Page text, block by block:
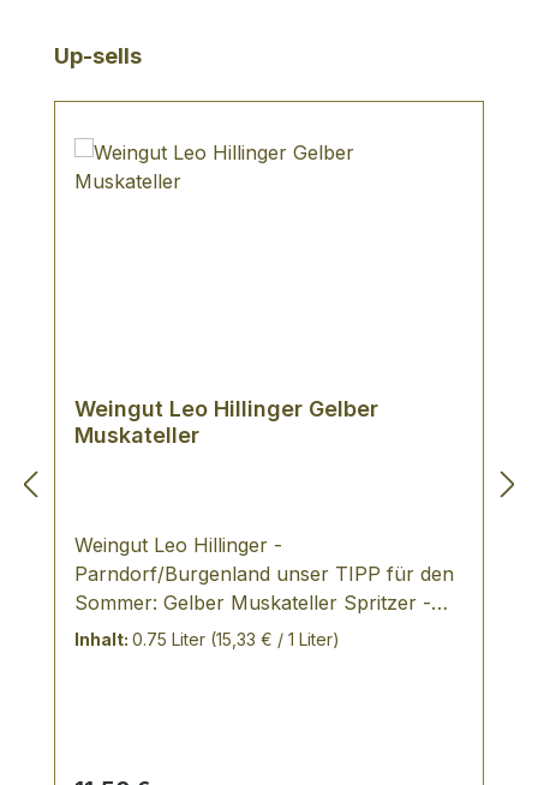
Produktgalerie überspringen
Up-sells
Weingut Leo Hillinger Gelber
Muskateller
Weingut Leo Hillinger -
Parndorf/Burgenland unser TIPP für den
Sommer: Gelber Muskateller Spritzer -
das Trendgetränk aus Österreich: Gelber
Muskatnoten und einem Hauch von
Inhalt: 0.75 Liter (15,33 € / 1 Liter)